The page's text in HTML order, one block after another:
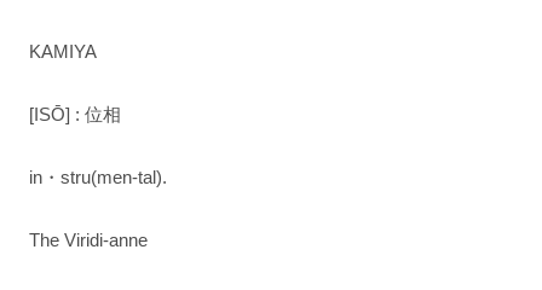
KAMIYA
[ISŌ] : 位相
in・stru(men-tal).
The Viridi-anne